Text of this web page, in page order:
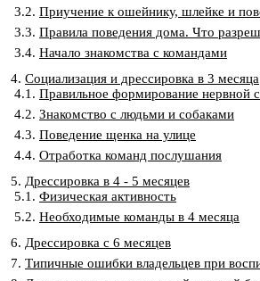
Приучение к ошейнику, шлейке и
Правила поведения дома. Что
Начало знакомства с командами
Социализация и дрессировка в 3 месяца
Правильное формирование нервной
Знакомство с людьми и собаками
Поведение щенка на улице
Отработка команд послушания
Дрессировка в 4 - 5 месяцев
Физическая активность
Необходимые команды в 4 месяца
Дрессировка с 6 месяцев
Типичные ошибки владельцев при